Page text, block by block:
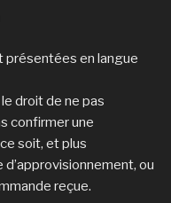
présentées en langue
droit de ne pas
confirmer une
soit, et plus
ou
reçue.